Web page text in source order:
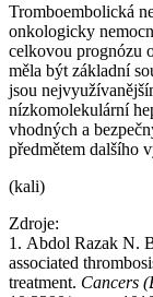
Tromboembolická
onkologicky
celkovou prognózu
měla být základní
jsou
nízkomolekulární
vhodných a
předmětem dalšího
(kali)
Zdroje:
1. Abdol Razak N.
associated
treatment. Cancers